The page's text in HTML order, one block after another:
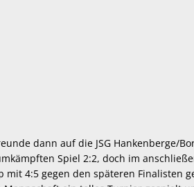
dann auf die JSG Hankenberge/
Spiel 2:2, doch im
mit 4:5 gegen den späteren Finalisten